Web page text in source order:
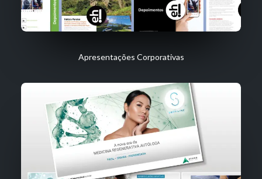
Apresentações Corporativas